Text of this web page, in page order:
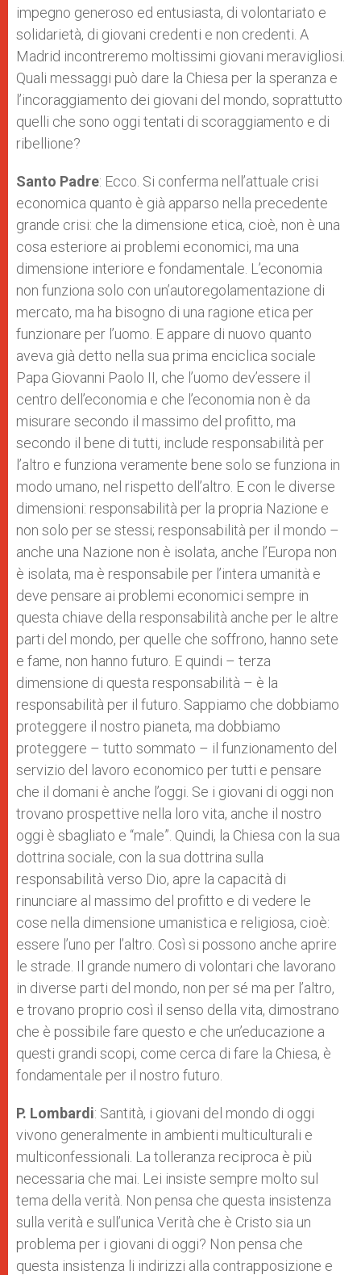
impegno generoso ed entusiasta, di volontariato e
solidarietà, di giovani credenti e non credenti. A
Madrid incontreremo moltissimi giovani meravigliosi.
Quali messaggi può dare la Chiesa per la speranza e
l’incoraggiamento dei giovani del mondo, soprattutto
quelli che sono oggi tentati di scoraggiamento e di
ribellione?
Santo Padre: Ecco. Si conferma nell’attuale crisi
economica quanto è già apparso nella precedente
grande crisi: che la dimensione etica, cioè, non è una
cosa esteriore ai problemi economici, ma una
dimensione interiore e fondamentale. L’economia
non funziona solo con un’autoregolamentazione di
mercato, ma ha bisogno di una ragione etica per
funzionare per l’uomo. E appare di nuovo quanto
aveva già detto nella sua prima enciclica sociale
Papa Giovanni Paolo II, che l’uomo dev’essere il
centro dell’economia e che l’economia non è da
misurare secondo il massimo del profitto, ma
secondo il bene di tutti, include responsabilità per
l’altro e funziona veramente bene solo se funziona in
modo umano, nel rispetto dell’altro. E con le diverse
dimensioni: responsabilità per la propria Nazione e
non solo per se stessi; responsabilità per il mondo –
anche una Nazione non è isolata, anche l’Europa non
è isolata, ma è responsabile per l’intera umanità e
deve pensare ai problemi economici sempre in
questa chiave della responsabilità anche per le altre
parti del mondo, per quelle che soffrono, hanno sete
e fame, non hanno futuro. E quindi – terza
dimensione di questa responsabilità – è la
responsabilità per il futuro. Sappiamo che dobbiamo
proteggere il nostro pianeta, ma dobbiamo
proteggere – tutto sommato – il funzionamento del
servizio del lavoro economico per tutti e pensare
che il domani è anche l’oggi. Se i giovani di oggi non
trovano prospettive nella loro vita, anche il nostro
oggi è sbagliato e “male”. Quindi, la Chiesa con la sua
dottrina sociale, con la sua dottrina sulla
responsabilità verso Dio, apre la capacità di
rinunciare al massimo del profitto e di vedere le
cose nella dimensione umanistica e religiosa, cioè:
essere l’uno per l’altro. Così si possono anche aprire
le strade. Il grande numero di volontari che lavorano
in diverse parti del mondo, non per sé ma per l’altro,
e trovano proprio così il senso della vita, dimostrano
che è possibile fare questo e che un’educazione a
questi grandi scopi, come cerca di fare la Chiesa, è
fondamentale per il nostro futuro.
P. Lombardi: Santità, i giovani del mondo di oggi
vivono generalmente in ambienti multiculturali e
multiconfessionali. La tolleranza reciproca è più
necessaria che mai. Lei insiste sempre molto sul
tema della verità. Non pensa che questa insistenza
sulla verità e sull’unica Verità che è Cristo sia un
problema per i giovani di oggi? Non pensa che
questa insistenza li indirizzi alla contrapposizione e